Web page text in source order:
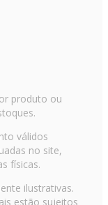
produto ou
válidos
no site,
físicas.
ilustrativas.
estão sujeitos